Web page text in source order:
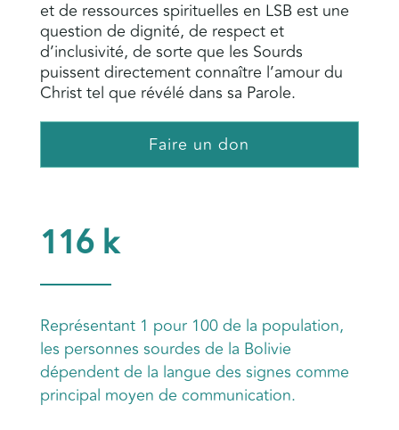
et de ressources spirituelles en LSB est une
question de dignité, de respect et
d’inclusivité, de sorte que les Sourds
puissent directement connaître l’amour du
Christ tel que révélé dans sa Parole.
Faire un don
116 k
Représentant 1 pour 100 de la population,
les personnes sourdes de la Bolivie
dépendent de la langue des signes comme
principal moyen de communication.